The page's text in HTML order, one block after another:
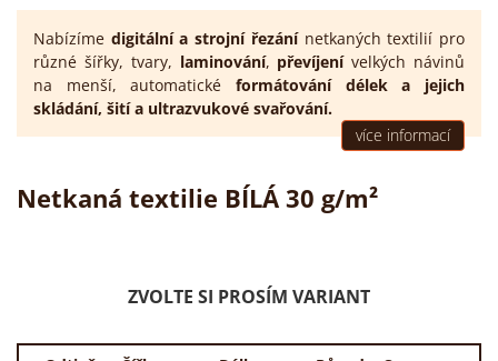
Nabízíme digitální a strojní řezánínetkaných textilií pro
různé šířky, tvary, laminování, převíjenívelkých návinů
na menší, automatické formátování déleka jejich
skládání, šitía ultrazvukové svařování.
více informací
Netkaná textilie BÍLÁ 30 g/m²
ZVOLTE SI PROSÍM VARIANT